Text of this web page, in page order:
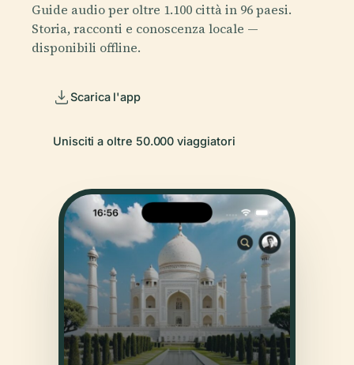
Guide audio per oltre 1.100 città in 96 paesi.
Storia, racconti e conoscenza locale —
disponibili offline.
Scarica l'app
Unisciti a oltre 50.000 viaggiatori